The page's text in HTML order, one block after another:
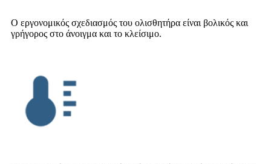
Ο εργονομικός σχεδιασμός του ολισθητήρα είναι βολικός και
γρήγορος στο άνοιγμα και το κλείσιμο.